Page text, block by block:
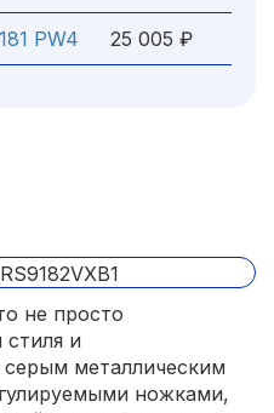
PW4 25 005 ₽
не просто
и
металлическим
ножками,